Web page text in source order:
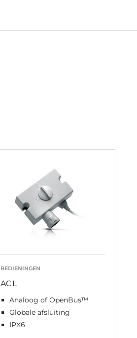
BEDIENINGEN
ACL
Analoog of OpenBus™
Globale afsluiting
IPX6